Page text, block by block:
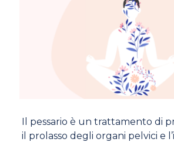
Il pessario è un trattamento di
il prolasso degli organi pelvici e